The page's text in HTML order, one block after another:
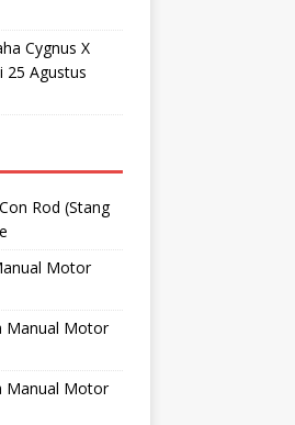
Cygnus X
25 Agustus
Rod (Stang
Motor
Manual Motor
Manual Motor